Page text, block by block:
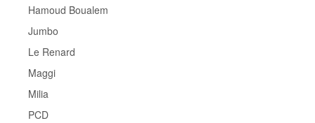
Hamoud Boualem
Jumbo
Le Renard
Maggi
Milia
PCD